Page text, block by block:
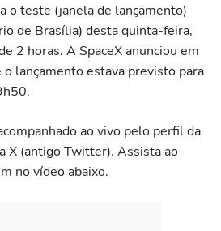
o teste (janela de lançamento)
de Brasília) desta quinta-feira,
2 horas. A SpaceX anunciou em
o lançamento estava previsto para
ao vivo pelo perfil da
X (antigo Twitter). Assista ao
no vídeo abaixo.